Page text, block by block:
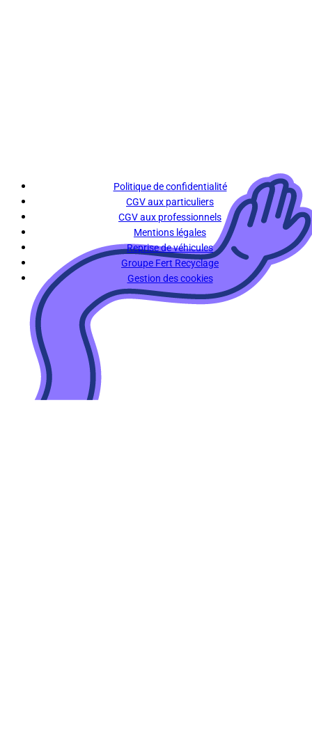
Politique de confidentialité
CGV aux particuliers
CGV aux professionnels
Mentions légales
Reprise de véhicules
Groupe Fert Recyclage
Gestion des cookies